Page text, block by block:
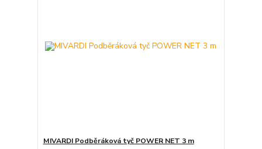
MIVARDI Podběráková tyč POWER NET 3 m